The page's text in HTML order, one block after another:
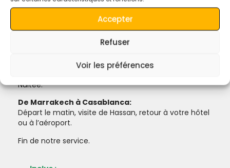
Accepter
Refuser
Voir les préférences
Vers Marrakech:Ouarzazate, Kasbah Ait Ben
Haddou, studio de cinéma à Ouarzazate, Kasbah de
Taourirt, montagnes du Haut Atlas Tizi-n-Tichka,
Nuitée.
De Marrakech à Casablanca:
Départ le matin, visite de Hassan, retour à votre hôtel
ou à l’aéroport.
Fin de notre service.